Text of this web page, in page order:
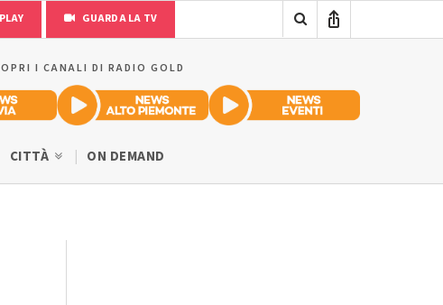
GUARDA LA TV
I CANALI DI RADIO GOLD
CITTÀ ON DEMAND